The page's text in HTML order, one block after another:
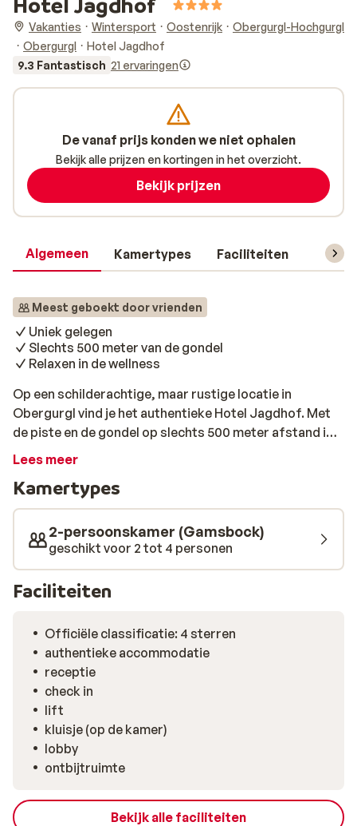
Vakanties Wintersport Oostenrijk
Obergurgl-Hochgurgl
Obergurgl
Hotel Jagdhof
9.3 Fantastisch 21 ervaringen
Algemeen Kamertypes Faciliteiten
Meest geboekt door vrienden
Uniek gelegen
Slechts 500 meter van de gondel
Relaxen in de wellness
Op een schilderachtige, maar rustige locatie in
Obergurgl vind je het authentieke Hotel Jagdhof. Met
de piste en de gondel op slechts 500 meter afstand is
dit een ideale uitvalsbasis voor je skivakantie in dit
naar de gondel brengt, stopt op slechts 20 meter
afstand van het hotel. Alle kamers zijn verzorgd
ingericht en voorzien van een eigen badkamer en balkon
met uitzicht op de prachtige omgeving. ’s Ochtends
start je de dag ontspannen met een uitgebreid
ontbijtbuffet, zodat je vol energie de piste op gaat. Na
de bar een fijne plek om na te praten met een drankje en
de dag rustig af te sluiten.
Lees meer
Kamertypes
2-persoonskamer (Gamsbock)
geschikt voor 2 tot 4 personen
Faciliteiten
Officiële classificatie: 4 sterren
authentieke accommodatie
receptie
check in
lift
kluisje (op de kamer)
lobby
ontbijtruimte
Bekijk alle faciliteiten
De vanaf prijs konden we niet ophalen
Bekijk alle prijzen en kortingen in het overzicht.
Bekijk prijzen